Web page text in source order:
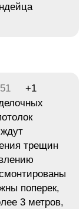
+1
трещин
поперек,
3 метров,